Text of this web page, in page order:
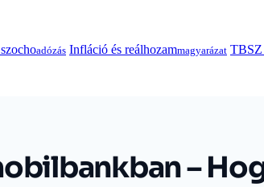
adózás Infláció és reálhozammagyarázat TBSZ
–